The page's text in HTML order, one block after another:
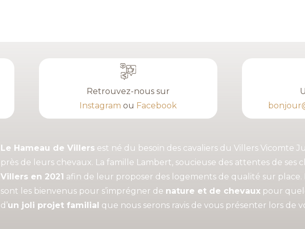
Retrouvez-nous sur
Instagram ou Facebook
Le Hameau de Villers est né du besoin des cavaliers du Villers Vicomte
près de leurs chevaux. La famille Lambert, soucieuse des attentes de ses
Villers en 2021 afin de leur proposer des logements de qualité sur place.
sont les bienvenus pour s’imprégner de nature et de chevaux pour
d’un joli projet familial que nous serons ravis de vous présenter lors de